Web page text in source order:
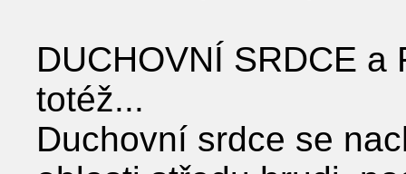
DUCHOVNÍ SRDCE
totéž...
Duchovní srdce se